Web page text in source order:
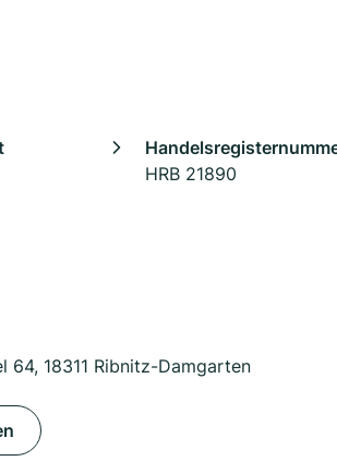
HRB 21890
64, 18311 Ribnitz-Damgarten